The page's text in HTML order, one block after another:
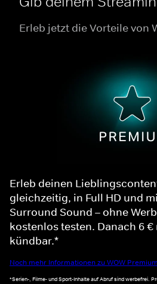
Erleb jetzt die Vorteile von
Erleb deinen
gleichzeitig, in Full HD und
Surround Sound – ohne
kostenlos testen. Danach 6
kündbar.*
Noch mehr Informationen zu WOW Premium
*Serien-, Filme- und Sport-Inhalte auf Abruf sind werbefrei.